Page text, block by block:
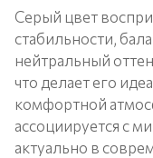
Серый цвет
стабильности,
нейтральный
что делает его
комфортной
ассоциируется с
актуально в